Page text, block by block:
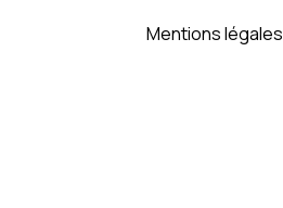
Mentions légales